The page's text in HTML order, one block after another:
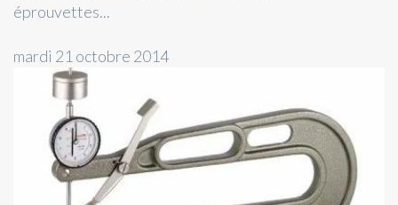
éprouvettes...
mardi 21 octobre 2014